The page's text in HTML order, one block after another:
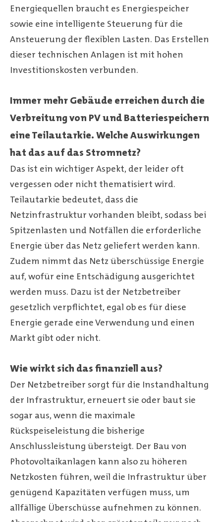
Energiequellen braucht es Energiespeicher
sowie eine intelligente Steuerung für die
Ansteuerung der flexiblen Lasten. Das Erstellen
dieser technischen Anlagen ist mit hohen
Investitionskosten verbunden.
Immer mehr Gebäude erreichen durch die
Verbreitung von PV und Batteriespeichern
eine Teilautarkie. Welche Auswirkungen
hat das auf das Stromnetz?
Das ist ein wichtiger Aspekt, der leider oft
vergessen oder nicht thematisiert wird.
Teilautarkie bedeutet, dass die
Netzinfrastruktur vorhanden bleibt, sodass bei
Spitzenlasten und Notfällen die erforderliche
Energie über das Netz geliefert werden kann.
Zudem nimmt das Netz überschüssige Energie
auf, wofür eine Entschädigung ausgerichtet
werden muss. Dazu ist der Netzbetreiber
gesetzlich verpflichtet, egal ob es für diese
Energie gerade eine Verwendung und einen
Markt gibt oder nicht.
Wie wirkt sich das finanziell aus?
Der Netzbetreiber sorgt für die Instandhaltung
der Infrastruktur, erneuert sie oder baut sie
sogar aus, wenn die maximale
Rückspeiseleistung die bisherige
Anschlussleistung übersteigt. Der Bau von
Photovoltaikanlagen kann also zu höheren
Netzkosten führen, weil die Infrastruktur über
genügend Kapazitäten verfügen muss, um
allfällige Überschüsse aufnehmen zu können.